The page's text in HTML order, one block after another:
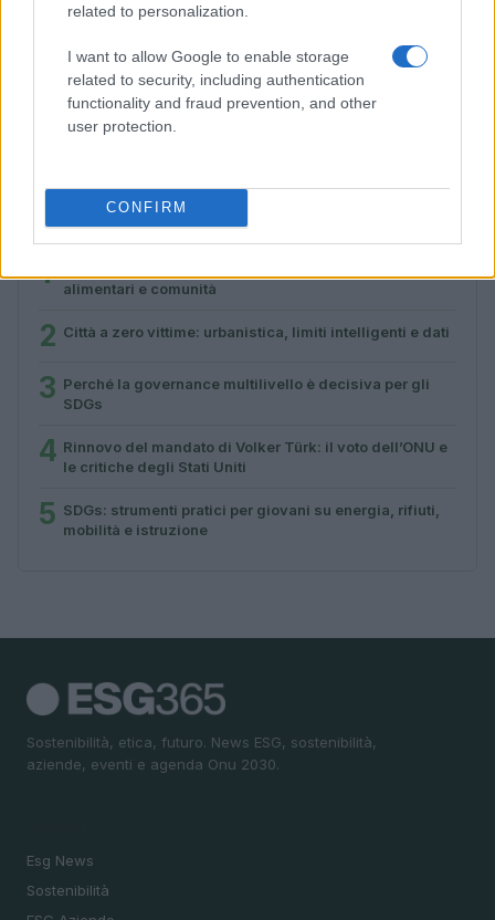
related to personalization.
I want to allow Google to enable storage
related to security, including authentication
functionality and fraud prevention, and other
user protection.
CONFIRM
Perché la governance multilivello è decisiva per gli
Ilaria Galli · 1 Ago 2026
PIÙ LETTI
1
alimentari e comunità
2 Città a zero vittime: urbanistica, limiti intelligenti e dati
3 Perché la governance multilivello è decisiva per gli
SDGs
4 Rinnovo del mandato di Volker Türk: il voto dell’ONU e
le critiche degli Stati Uniti
5 SDGs: strumenti pratici per giovani su energia, rifiuti,
mobilità e istruzione
Sostenibilità, etica, futuro. News ESG, sostenibilità,
aziende, eventi e agenda Onu 2030.
Esg News
Sostenibilità